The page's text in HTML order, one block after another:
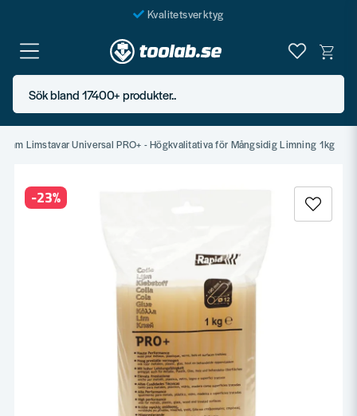
Kvalitetsverktyg
Fraktfritt över 999 SEK*
En järnhandel för alla
Butik i Göteborg
Sök bland 17400+ produkter..
mm Limstavar Universal PRO+ - Högkvalitativa för Mångsidig Limning 1kg
-23%